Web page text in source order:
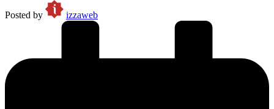
Posted by
izzaweb